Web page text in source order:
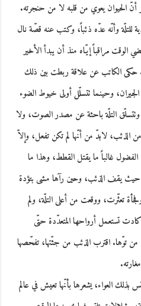
الحيوان يعوي من قلبه لا من حنجرته.
للتلّة وأنّه عدّه ذئباً، وكتب عنه قصّة نال
الوقت مراقباً إيّاه منذ أن يبدأ الأخير
حكى الكاتب عن علاقة ربطت بين ذلك
وحينما تتسلّل أولى خيوط الضوء
التلّة باحثة عن مصدر الصوت، ولا
الذئب، لابدّ من أنّها لم تكن تفعل، وإلاّ
غالباً ما يقتل القطط، وهذا ما
يقف الذئب، وحين رآها مشى بتؤدة
تعثّرت، ووقعت من أعلى التلّة، ولم
تستعمل أرواحها المتعدّدة حتّى
توّها. اقترب الذئب من جثّتها، تفحّصها
العواء، يشعرها بأنّها تعيش في عالم